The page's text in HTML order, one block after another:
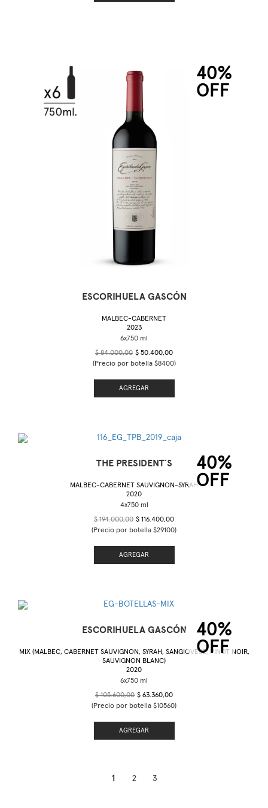
40%
OFF
ESCORIHUELA GASCÓN
MALBEC-CABERNET
2023
$ 84.000,00 $ 50.400,00
(Precio por botella $8400)
AGREGAR
40%
OFF
THE PRESIDENT´S
MALBEC-CABERNET SAUVIGNON-SYRAH
2020
$ 194.000,00 $ 116.400,00
(Precio por botella $29100)
AGREGAR
40%
OFF
ESCORIHUELA GASCÓN
MIX (MALBEC, CABERNET SAUVIGNON, SYRAH, SANGIOVESE, PINOT NOIR,
SAUVIGNON BLANC)
2020
$ 105.600,00 $ 63.360,00
(Precio por botella $10560)
AGREGAR
1 2 3